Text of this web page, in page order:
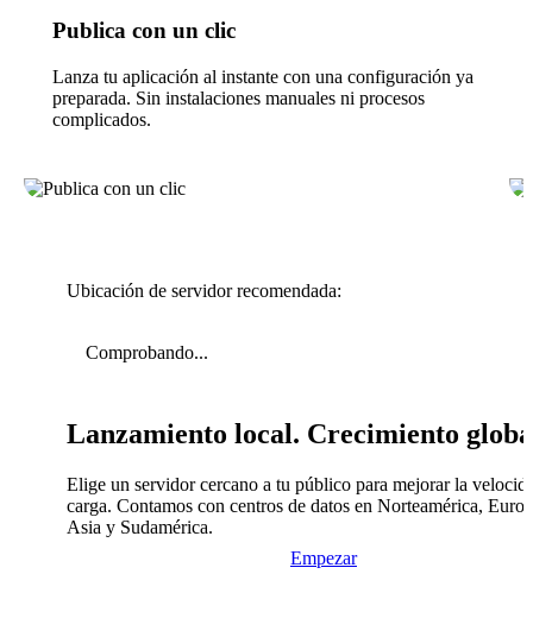
Publica con un clic
Lanza tu aplicación al instante con una configuración ya
preparada. Sin instalaciones manuales ni procesos
complicados.
Ubicación de servidor recomendada:
Comprobando...
Lanzamiento local. Crecimiento
Elige un servidor cercano a tu público para mejorar la
carga. Contamos con centros de datos en Norteamérica,
Asia y Sudamérica.
Empezar